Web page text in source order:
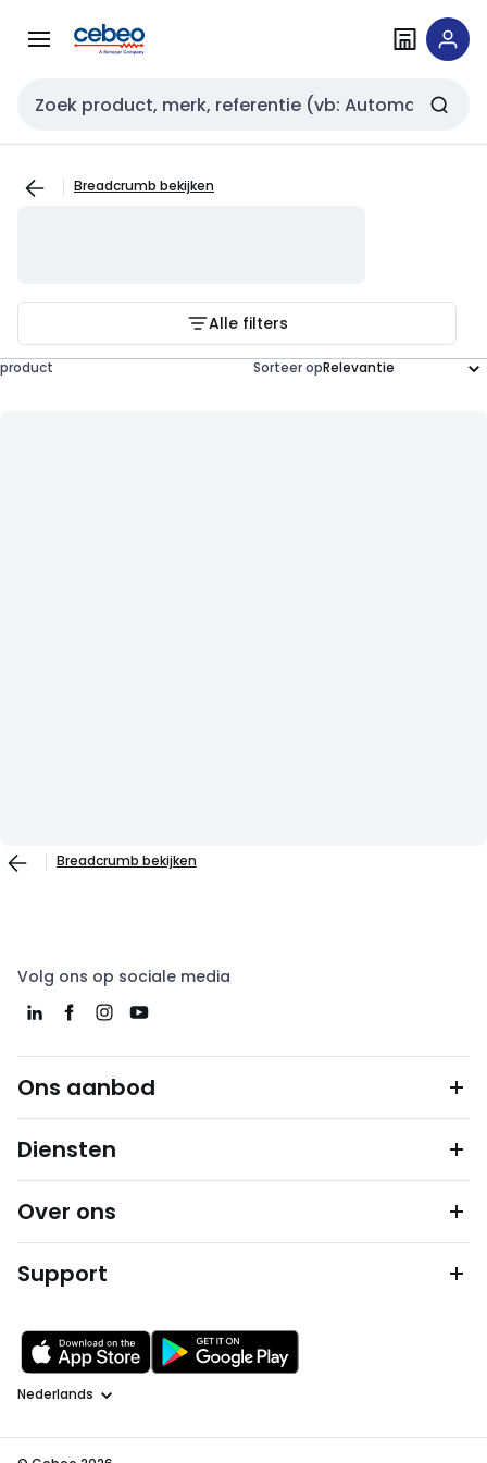
naar
naar
Zoekveld invoer
Breadcrumb bekijken
Alle filters
product Sorteer op
Breadcrumb bekijken
Volg ons op sociale media
Ons aanbod
Diensten
Over ons
Support
Taal